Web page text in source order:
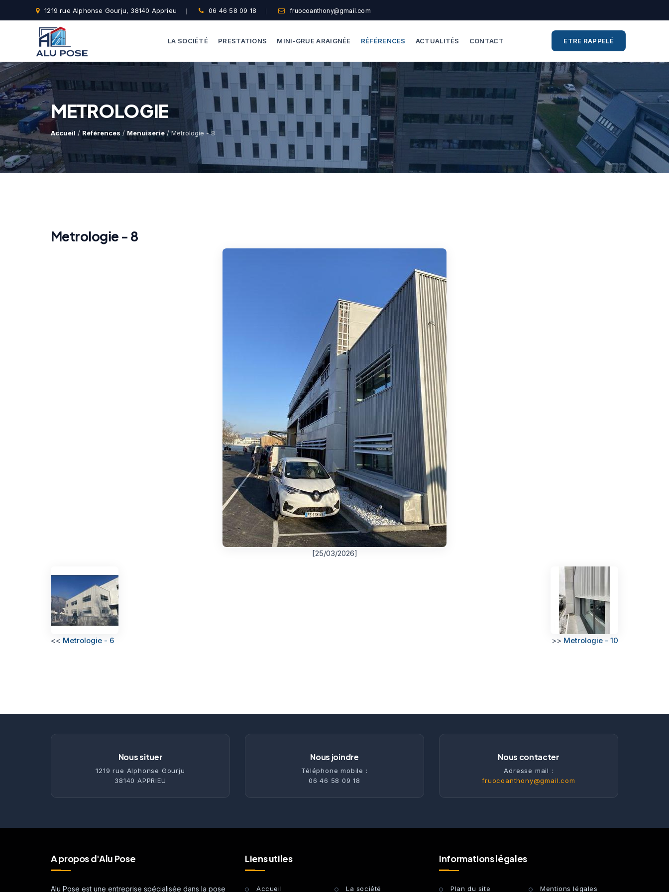
1219 rue Alphonse Gourju, 38140 Apprieu 06 46 58 09 18 fruocoanthony@gmail.com
LA SOCIÉTÉ PRESTATIONS
Dépannage Vitrages
Vitrine Magasin
Expertise Bris De Glace
Recherche De Fuite
MINI-GRUE ARAIGNÉE
Capacité De Levage
Nos Formules
RÉFÉRENCES ACTUALITÉS CONTACT ETRE RAPPELÉ
METROLOGIE
Accueil / Références /Menuiserie/ Metrologie - 8
Metrologie - 8
[25/03/2026]
<< Metrologie - 6 >> Metrologie - 10
Nous situer
1219 rue Alphonse Gourju
38140 APPRIEU
Nous joindre
Téléphone mobile :
06 46 58 09 18
Nous contacter
Adresse mail :
fruocoanthony@gmail.com
A propos d'Alu Pose
Alu Pose est une entreprise spécialisée dans la pose
Liens utiles
Accueil La société
Informations légales
Plan du site Mentions légales